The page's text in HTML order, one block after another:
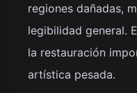
regiones dañadas,
legibilidad general.
la restauración
artística pesada.